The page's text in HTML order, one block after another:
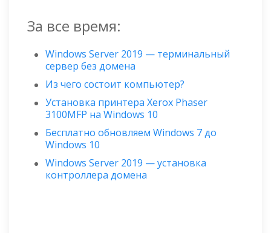
За все время:
Windows Server 2019 — терминальный
сервер без домена
Из чего состоит компьютер?
Установка принтера Xerox Phaser
3100MFP на Windows 10
Бесплатно обновляем Windows 7 до
Windows 10
Windows Server 2019 — установка
контроллера домена